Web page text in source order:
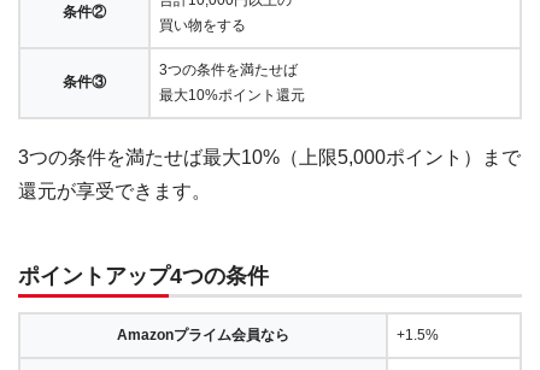
条件②
買い物をする
条件③
3つの条件を満たせば
最大10%ポイント還元
3つの条件を満たせば最大10%（上限5,000ポイント）まで
還元が享受できます。
ポイントアップ4つの条件
Amazonプライム会員なら +1.5%